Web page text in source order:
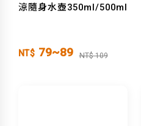
涼隨身水壺350ml/500ml
NT$ 79~89 NT$ 109